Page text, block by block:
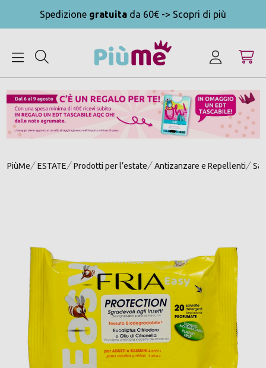
Spedizione gratuita da 60€ -> Scopri di più
PiùMe ESTATE Prodotti per l’estate Antizanzare e Repellenti